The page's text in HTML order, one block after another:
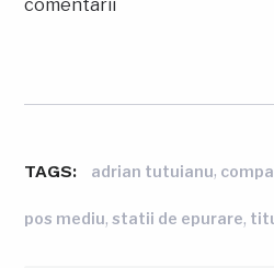
comentarii
TAGS: adrian tutuianu,
pos mediu,statii de epurare,